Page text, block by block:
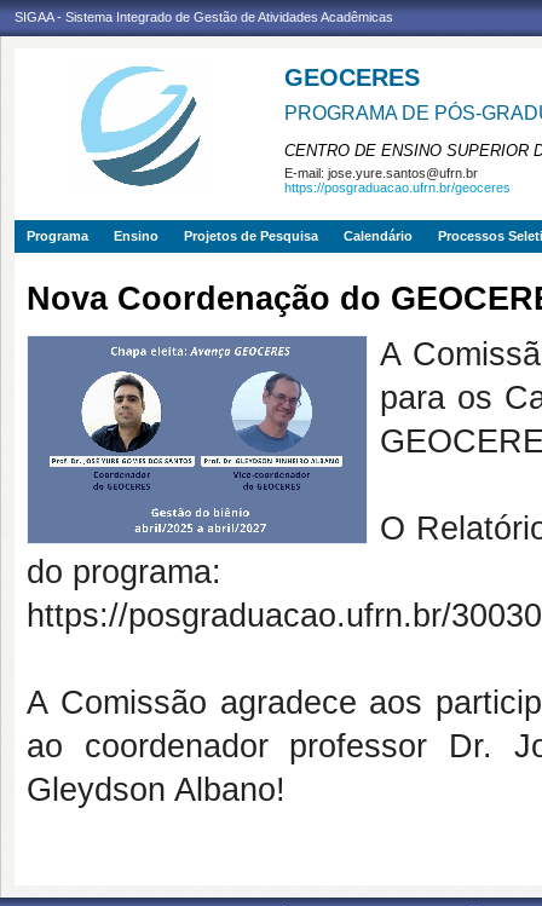
SIGAA - Sistema Integrado de Gestão de Atividades Acadêmicas
GEOCERES
PROGRAMA DE PÓS-
CENTRO DE ENSINO SUPERIOR
E-mail: jose.yure.santos@ufrn.br
https://posgraduacao.ufrn.br/geoceres
Programa Ensino Projetos de Pesquisa Calendário Processos
Nova Coordenação do
A
para os
O
do programa:
https://posgraduacao.ufrn.br/
A Comissão agradece aos
ao coordenador professor Dr.
Gleydson Albano!